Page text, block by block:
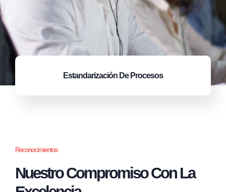
Estandarización De Procesos
Reconocimientos
Nuestro Compromiso Con La